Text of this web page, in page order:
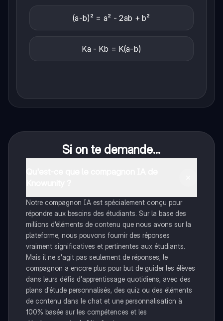
(a-b)² = a² - 2ab + b²
Ka - Kb = K(a-b)
Si on te demande...
Notre compagnon IA est spécialement conçu pour
répondre aux besoins des étudiants. Sur la base des
millions d'éléments de contenu que nous avons sur la
plateforme, nous pouvons fournir des réponses
vraiment significatives et pertinentes aux étudiants.
Mais il ne s'agit pas seulement de réponses, le
compagnon a encore plus pour but de guider les élèves
dans leurs défis d'apprentissage quotidiens, avec des
plans d'étude personnalisés, des quiz ou des éléments
de contenu dans le chat et une personnalisation à
100% basée sur les compétences et les